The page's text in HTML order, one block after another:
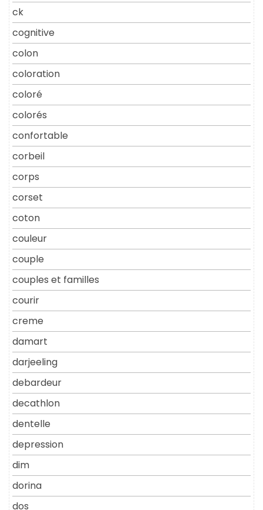
ck
cognitive
colon
coloration
coloré
colorés
confortable
corbeil
corps
corset
coton
couleur
couple
couples et familles
courir
creme
damart
darjeeling
debardeur
decathlon
dentelle
depression
dim
dorina
dos